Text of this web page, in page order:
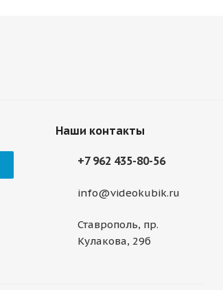
Наши контакты
+7 962 435-80-56
info@videokubik.ru
Ставрополь, ​пр.
Кулакова, 29б